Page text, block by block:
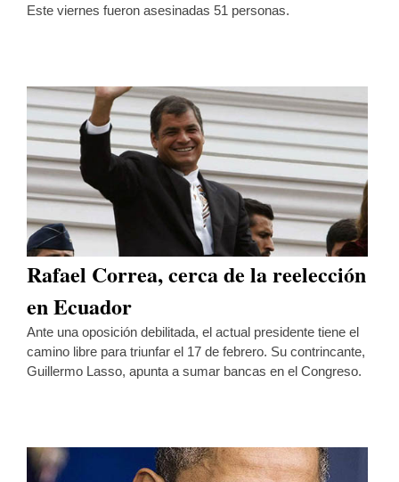
Este viernes fueron asesinadas 51 personas.
Rafael Correa, cerca de la reelección
en Ecuador
Ante una oposición debilitada, el actual presidente tiene el
camino libre para triunfar el 17 de febrero. Su contrincante,
Guillermo Lasso, apunta a sumar bancas en el Congreso.